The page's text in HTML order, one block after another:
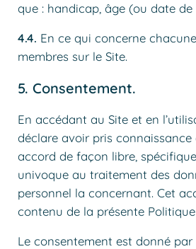
que : handicap, âge (ou date de
4.4. En ce qui concerne
membres sur le Site.
5. Consentement.
En accédant au Site et en
déclare avoir pris
accord de façon libre,
univoque au traitement des
personnel la concernant. Cet
contenu de la présente
Le consentement est donné